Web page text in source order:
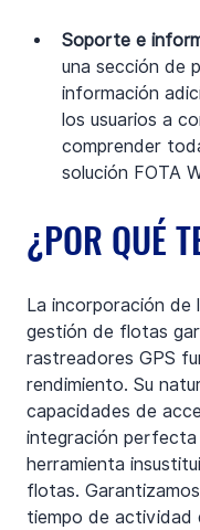
Soporte e
una sección de
información
los usuarios a
comprender
solución FOTA
¿POR QUÉ
La incorporación de
gestión de flotas
rastreadores GPS
rendimiento. Su
capacidades de
integración
herramienta
flotas.
tiempo de actividad